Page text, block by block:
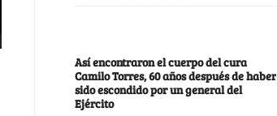
Así encontraron el cuerpo del cura
Camilo Torres, 60 años después de haber
sido escondido por un general del
Ejército